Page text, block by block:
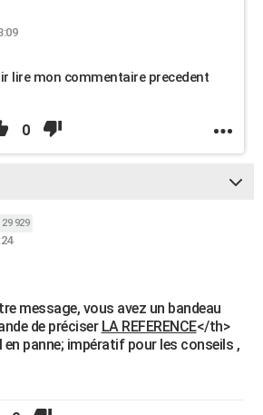
lire mon commentaire precedent
0
29 929
message, vous avez un bandeau
de préciser LA REFERENCE</th>
en panne; impératif pour les conseils ,